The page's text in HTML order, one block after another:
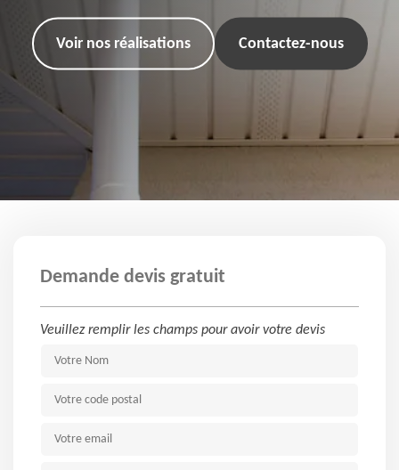
Voir nos réalisations Contactez-nous
Demande devis gratuit
Veuillez remplir les champs pour avoir votre devis